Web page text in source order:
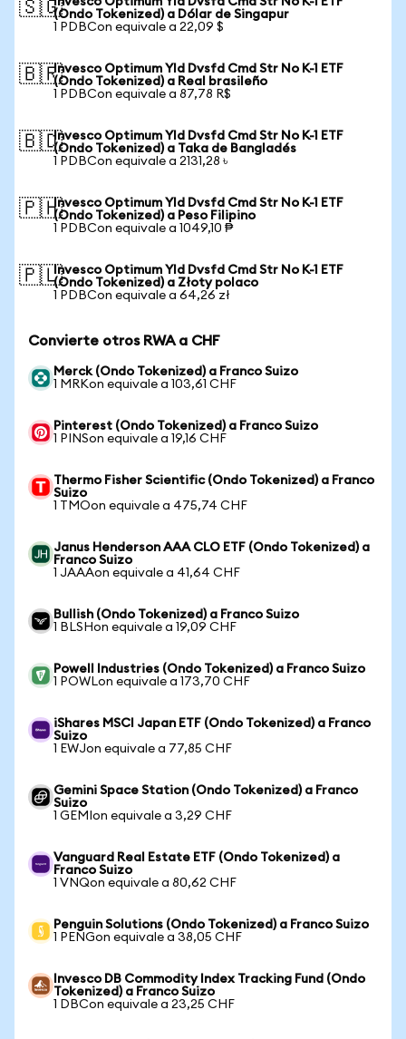
🇸🇬(Ondo Tokenized) a Dólar de Singapur
1 PDBCon equivale a 22,09 $
🇧🇷Invesco Optimum Yld Dvsfd Cmd Str No K-1 ETF
(Ondo Tokenized) a Real brasileño
1 PDBCon equivale a 87,78 R$
🇧🇩Invesco Optimum Yld Dvsfd Cmd Str No K-1 ETF
(Ondo Tokenized) a Taka de Bangladés
1 PDBCon equivale a 2131,28 ৳
🇵🇭Invesco Optimum Yld Dvsfd Cmd Str No K-1 ETF
(Ondo Tokenized) a Peso Filipino
1 PDBCon equivale a 1049,10 ₱
🇵🇱Invesco Optimum Yld Dvsfd Cmd Str No K-1 ETF
(Ondo Tokenized) a Złoty polaco
1 PDBCon equivale a 64,26 zł
Convierte otros RWA a CHF
Merck (Ondo Tokenized) a Franco Suizo
1 MRKon equivale a 103,61 CHF
Pinterest (Ondo Tokenized) a Franco Suizo
1 PINSon equivale a 19,16 CHF
Thermo Fisher Scientific (Ondo Tokenized) a Franco
Suizo
1 TMOon equivale a 475,74 CHF
Janus Henderson AAA CLO ETF (Ondo Tokenized) a
Franco Suizo
1 JAAAon equivale a 41,64 CHF
Bullish (Ondo Tokenized) a Franco Suizo
1 BLSHon equivale a 19,09 CHF
Powell Industries (Ondo Tokenized) a Franco Suizo
1 POWLon equivale a 173,70 CHF
iShares MSCI Japan ETF (Ondo Tokenized) a Franco
Suizo
1 EWJon equivale a 77,85 CHF
Gemini Space Station (Ondo Tokenized) a Franco
Suizo
1 GEMIon equivale a 3,29 CHF
Vanguard Real Estate ETF (Ondo Tokenized) a
Franco Suizo
1 VNQon equivale a 80,62 CHF
Penguin Solutions (Ondo Tokenized) a Franco Suizo
1 PENGon equivale a 38,05 CHF
Invesco DB Commodity Index Tracking Fund (Ondo
Tokenized) a Franco Suizo
1 DBCon equivale a 23,25 CHF